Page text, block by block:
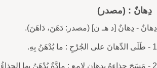
دِهانٌ : (مصدر)
دِهانٌ - دِهانٌ [د هـ ن] (مصدر: دَهَنَ، دَاهَنَ).
1 - طَلَى الدِّهانَ على الجُرْحِ : ما يُدْهَنُ بِهِ.
2 - مَسَحَ حِذاءهُ بِدِهانٍ لامِعٍ : مادَّةٌ يُدْهَنُ بِها الحِذاءُ.